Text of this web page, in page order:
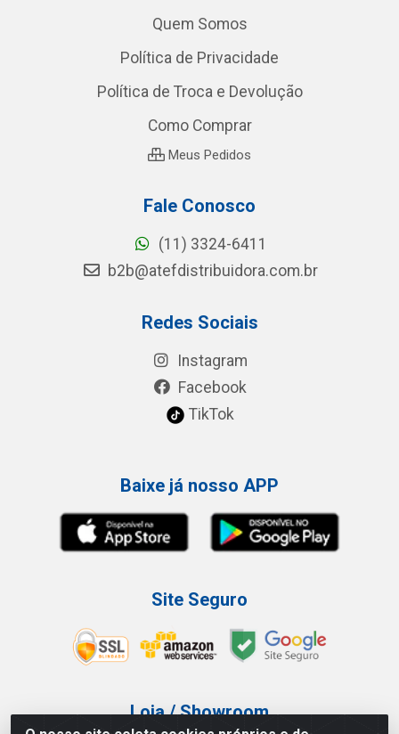
Quem Somos
Política de Privacidade
Política de Troca e Devolução
Como Comprar
Meus Pedidos
Fale Conosco
(11) 3324-6411
b2b@atefdistribuidora.com.br
Redes Sociais
Instagram
Facebook
TikTok
Baixe já nosso APP
Site Seguro
Loja / Showroom